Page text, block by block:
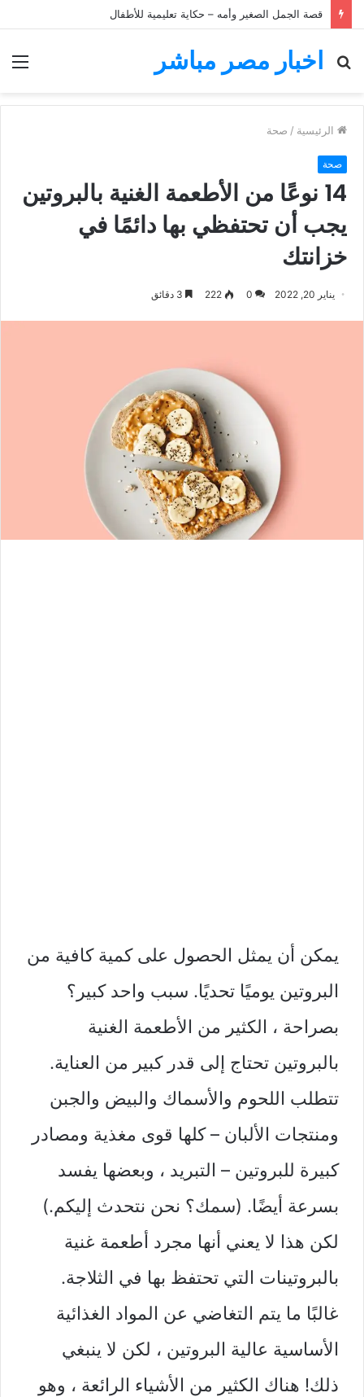
قصة الجمل الصغير وأمه – حكاية تعليمية للأطفال
اخبار مصر مباشر
بحث
الرئيسية / صحة
صحة
14 نوعًا من الأطعمة الغنية بالبروتين
يجب أن تحتفظي بها دائمًا في
خزانتك
يناير 20, 2022 0
222
يمكن أن يمثل الحصول على كمية كافية من
البروتين يوميًا تحديًا. سبب واحد كبير؟
بصراحة ، الكثير من الأطعمة الغنية
بالبروتين تحتاج إلى قدر كبير من العناية.
تتطلب اللحوم والأسماك والبيض والجبن
ومنتجات الألبان – كلها قوى مغذية ومصادر
كبيرة للبروتين – التبريد ، وبعضها يفسد
بسرعة أيضًا. (سمك؟ نحن نتحدث إليكم.)
لكن هذا لا يعني أنها مجرد أطعمة غنية
بالبروتينات التي تحتفظ بها في الثلاجة.
غالبًا ما يتم التغاضي عن المواد الغذائية
الأساسية عالية البروتين ، لكن لا ينبغي
ذلك! هناك الكثير من الأشياء الرائعة ، وهو